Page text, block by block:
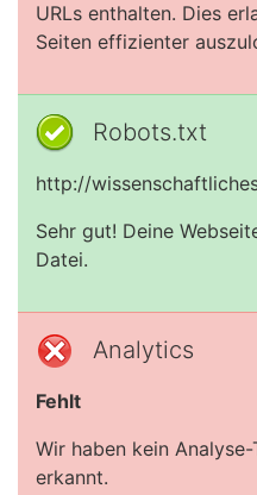
URLs enthalten. Dies
Seiten effizienter
Robots.txt
http://
Sehr gut! Deine
Datei.
Analytics
Fehlt
Wir haben kein
erkannt.